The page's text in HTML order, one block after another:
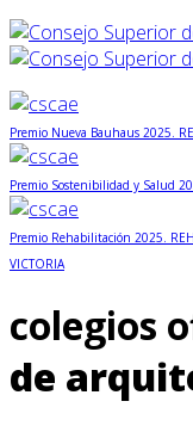
Premio Nueva Bauhaus 2025.
Premio Sostenibilidad y Salud
Premio Rehabilitación 2025.
VICTORIA
colegios
de